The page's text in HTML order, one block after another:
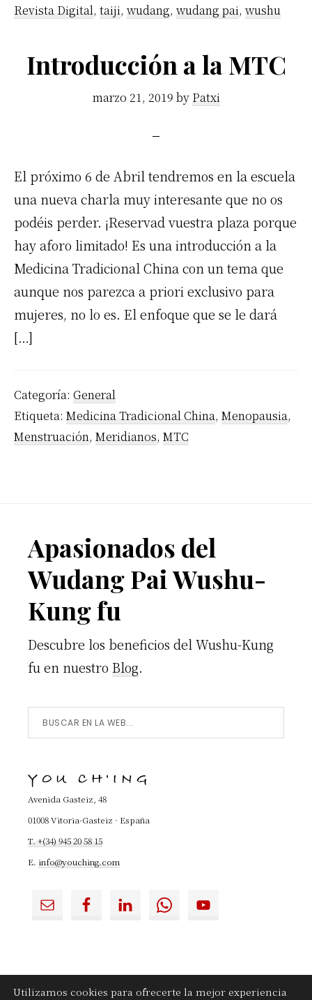
Revista Digital, taiji, wudang, wudang pai, wushu
Introducción a la MTC
marzo 21, 2019 by Patxi
El próximo 6 de Abril tendremos en la escuela
una nueva charla muy interesante que no os
podéis perder. ¡Reservad vuestra plaza porque
hay aforo limitado! Es una introducción a la
Medicina Tradicional China con un tema que
aunque nos parezca a priori exclusivo para
mujeres, no lo es. El enfoque que se le dará
[…]
Categoría: General
Etiqueta: Medicina Tradicional China, Menopausia,
Menstruación, Meridianos, MTC
Footer
Apasionados del
Wudang Pai Wushu-
Kung fu
Descubre los beneficios del Wushu-Kung
fu en nuestro Blog.
Buscar
en
Web...
YOU CH'ING
Avenida Gasteiz, 48
01008 Vitoria-Gasteiz · España
T. +(34) 945 20 58 15
E. info@youching.com
Utilizamos cookies para ofrecerte la mejor experiencia